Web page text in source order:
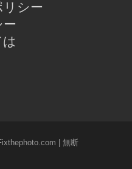
リシー
ー
| 無断